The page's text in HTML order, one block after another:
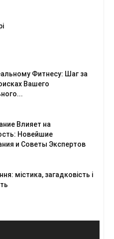
Фитнесу: Шаг за
Вашего
Влияет на
Новейшие
и Советы Экспертов
містика, загадковість і